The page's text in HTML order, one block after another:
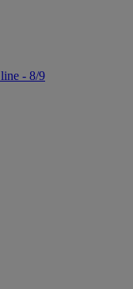
- 8/9